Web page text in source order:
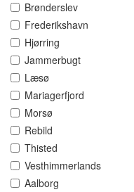
Brønderslev
Frederikshavn
Hjørring
Jammerbugt
Læsø
Mariagerfjord
Morsø
Rebild
Thisted
Vesthimmerlands
Aalborg